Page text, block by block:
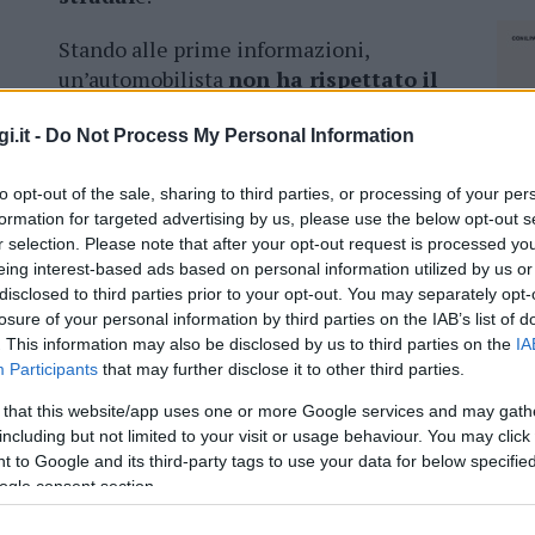
- Do Not Process My Personal Information
opt-out of the sale, sharing to third parties, or processing of your
for targeted advertising by us, please use the below opt-out
selection. Please note that after your opt-out request is processed
interest-based ads based on personal information utilized by us
to third parties prior to your opt-out. You may separately
of your personal information by third parties on the IAB’s list of
This information may also be disclosed by us to third parties on the
Participants that may further disclose it to other third parties.
that this website/app uses one or more Google services and may
but not limited to your visit or usage behaviour. You may
to Google and its third-party tags to use your data for below
consent section.
Stando alle prime informazioni,
un’automobilista non ha rispettato il
un’altra macchina che stava procedendo
paura tra i presenti e le persone
riportato ferite gravi. L’incidente ha
circolazione cittadina, rallentando il traffico.
cliccandoqui